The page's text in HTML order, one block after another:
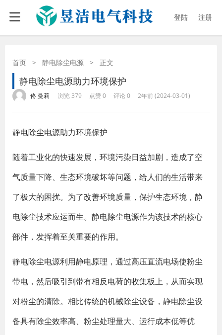
登陆 注册
首页 > 静电除尘电源 > 正文
静电除尘电源助力环境保护
佟 曼莉 浏览 379 点赞 0 评论 0 2年前 (2024-03-01)
静电除尘电源助力环境保护
随着工业化的快速发展，环境污染日益加剧，造成了空
气质量下降、生态环境破坏等问题，给人们的生活带来
了极大的困扰。为了改善环境质量，保护生态环境，静
电除尘技术应运而生。静电除尘电源作为该技术的核心
部件，发挥着至关重要的作用。
静电除尘电源利用静电原理，通过高压直流电场使粉尘
带电，然后吸引到带有相反电荷的收集板上，从而实现
对粉尘的清除。相比传统的机械除尘设备，静电除尘设
备具有除尘效率高、粉尘处理量大、运行成本低等优